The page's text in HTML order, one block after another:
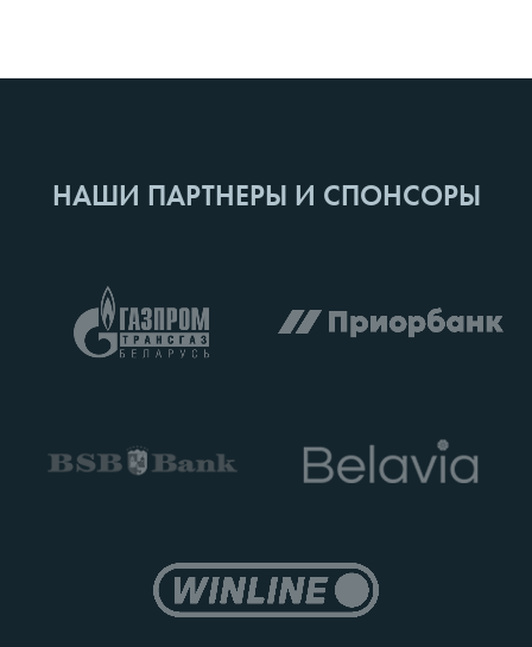
НАШИ ПАРТНЕРЫ И СПОНСОРЫ